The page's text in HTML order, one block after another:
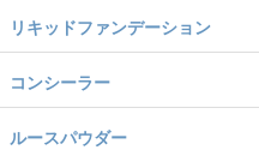
リキッドファンデーション
コンシーラー
ルースパウダー